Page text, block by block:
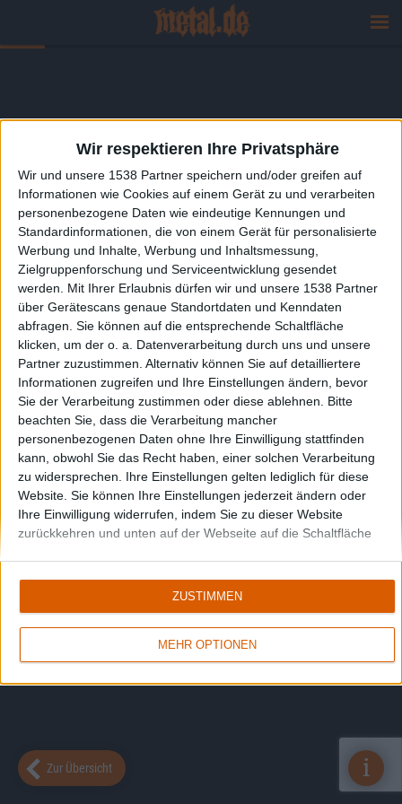
Wir respektieren Ihre Privatsphäre
Wir und unsere 1538 Partner speichern und/oder greifen auf
Informationen wie Cookies auf einem Gerät zu und verarbeiten
personenbezogene Daten wie eindeutige Kennungen und
Standardinformationen, die von einem Gerät für personalisierte
Werbung und Inhalte, Werbung und Inhaltsmessung,
Zielgruppenforschung und Serviceentwicklung gesendet
werden.
Mit Ihrer Erlaubnis dürfen wir und unsere 1538 Partner
über Gerätescans genaue Standortdaten und Kenndaten
abfragen. Sie können auf die entsprechende Schaltfläche
klicken, um der o. a. Datenverarbeitung durch uns und unsere
Partner zuzustimmen. Alternativ können Sie auf detailliertere
Informationen zugreifen und Ihre Einstellungen ändern, bevor
Sie der Verarbeitung zustimmen oder diese ablehnen.
Bitte
beachten Sie, dass die Verarbeitung mancher
personenbezogenen Daten ohne Ihre Einwilligung stattfinden
kann, obwohl Sie das Recht haben, einer solchen Verarbeitung
zu widersprechen. Ihre Einstellungen gelten lediglich für diese
Website. Sie können Ihre Einstellungen jederzeit ändern oder
Ihre Einwilligung widerrufen, indem Sie zu dieser Website
zurückkehren und unten auf der Webseite auf die Schaltfläche
MEHR OPTIONEN
ZUSTIMMEN
Zur Übersicht i